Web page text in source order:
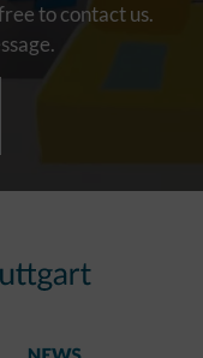
to contact us.